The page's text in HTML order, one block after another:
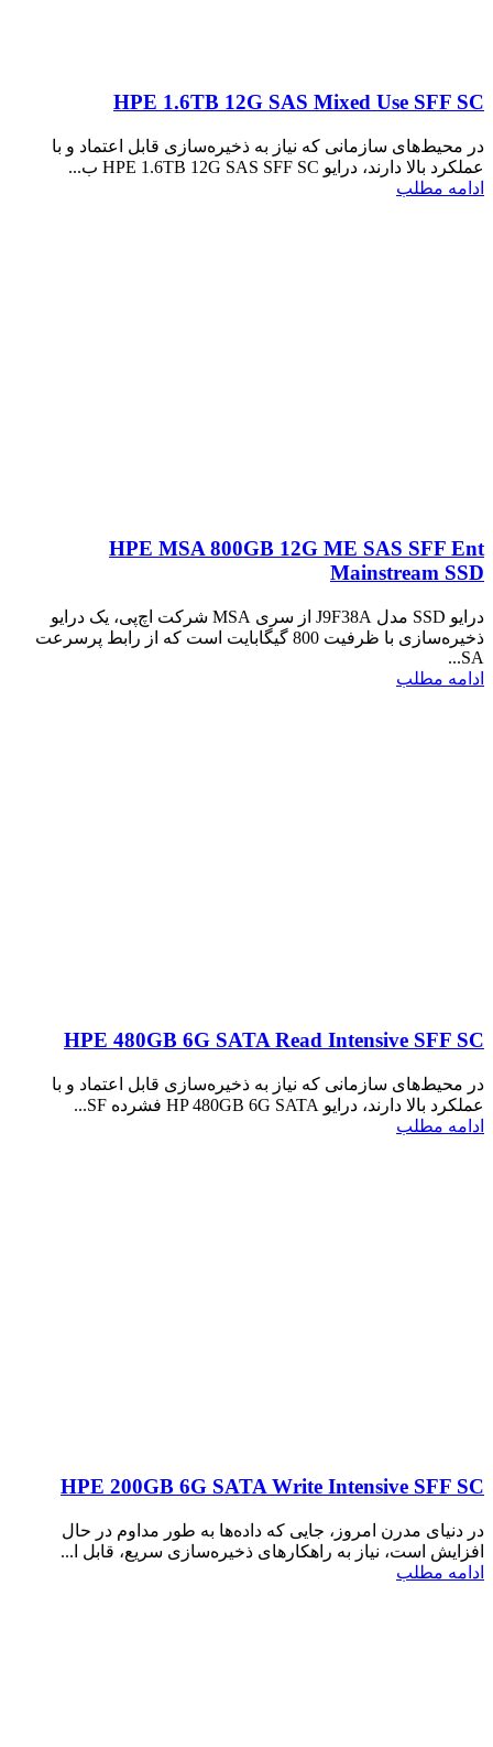
HPE 1.6TB 12G SAS Mixed Use SFF SC
در محیط‌های سازمانی که نیاز به ذخیره‌سازی قابل اعتماد و با
عملکرد بالا دارند، درایو HPE 1.6TB 12G SAS SFF SC ب...
ادامه مطلب
HPE MSA 800GB 12G ME SAS SFF Ent
Mainstream SSD
درایو SSD مدل J9F38A از سری MSA شرکت اچ‌پی، یک درایو
ذخیره‌سازی با ظرفیت 800 گیگابایت است که از رابط پرسرعت
SA...
ادامه مطلب
HPE 480GB 6G SATA Read Intensive SFF SC
در محیط‌های سازمانی که نیاز به ذخیره‌سازی قابل اعتماد و با
عملکرد بالا دارند، درایو HP 480GB 6G SATA فشرده SF...
ادامه مطلب
HPE 200GB 6G SATA Write Intensive SFF SC
در دنیای مدرن امروز، جایی که داده‌ها به طور مداوم در حال
افزایش است، نیاز به راهکارهای ذخیره‌سازی سریع، قابل ا...
ادامه مطلب